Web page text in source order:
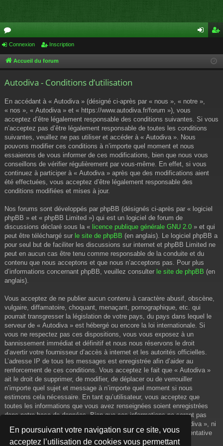
En poursuivant votre navigation sur ce site, vous
acceptez l’utilisation de cookies vous permettant
or
u cri
Connexion Inscription
Accueil du forum
Autodiva - Conditions d’utilisation
En accédant à « Autodiva » (désigné ci-après par « nous », « notre »,
« nos », « Autodiva » et « https://www.autodiva.fr/forum »), vous
acceptez d’être légalement responsable des conditions suivantes. Si vous
n’acceptez pas d’être légalement responsable de toutes les conditions
suivantes, veuillez ne pas utiliser et accéder à « Autodiva ». Nous
pouvons modifier ces conditions à n’importe quel moment et nous
essaierons de vous informer de ces modifications, bien que nous vous
conseillons de vérifier régulièrement par vous-même. En effet, si vous
continuez à participer à « Autodiva » après que des modifications aient
été effectuées, vous acceptez d’être légalement responsable des
conditions modifiées et mises à jour.
Nos forums sont développés par phpBB (désignés ci-après par « logiciel
phpBB » et « phpBB Limited ») qui est un logiciel de forum de
discussions déclaré sous la « licence publique générale GNU 2.0 » et qui
peut être téléchargé sur le site de phpBB (en anglais). Le logiciel phpBB a
pour seul but de faciliter les discussions sur internet et phpBB Limited ne
peut en aucun cas être tenu comme responsable de la conduite et du
contenu que nous acceptons et que nous n’acceptons pas. Pour plus
d’informations concernant phpBB, veuillez consulter le site de phpBB (en
anglais).
Vous acceptez de ne publier aucun contenu à caractère abusif, obscène,
vulgaire, diffamatoire, choquant, menaçant, pornographique, etc. qui
pourrait transgresser la législation de votre pays, du pays dans lequel le
serveur de « Autodiva » est hébergé ou encore la loi internationale. Si
vous ne respectez pas ces dispositions, vous vous exposez à un
bannissement immédiat et définitif et nous nous réservons le droit
d’avertir votre fournisseur d’accès à internet et les autorités officielles.
L’adresse IP de tous les messages est enregistrée afin d’aider au
renforcement de ces conditions. Vous acceptez le fait que « Autodiva »
ait le droit de supprimer, de modifier, de déplacer ou de verrouiller
n’importe quel sujet et message à n’importe quel moment si nous
estimons cela nécessaire. En tant qu’utilisateur, vous acceptez que
toutes les informations que vous avez renseignées soient enregistrées
dans notre base de données. Bien que ces informations ne seront pas
diffusées à une tierce partie sans votre consentement, ni « Autodiva », ni
phpBB, ne pourront être tenus comme responsables en cas de tentative
de piratage informatique visant à compromettre vos données.